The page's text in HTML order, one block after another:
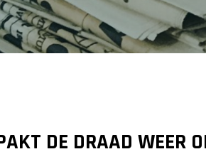
JO8-3
JO8-4JM
JO8-5JM
JO9-5
DE DRAAD WEER